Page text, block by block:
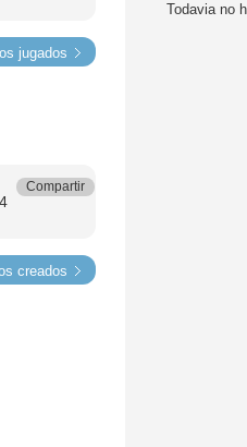
jugados
Compartir
creados
Todavia no